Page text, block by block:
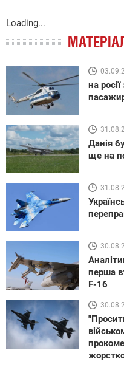
Loading...
на
Данія
ще на
перша
F-16
жорстко